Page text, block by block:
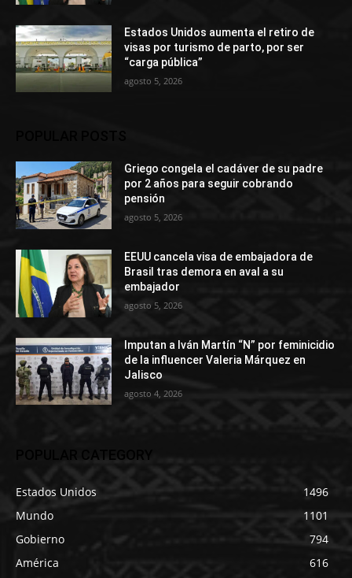
Estados Unidos aumenta el retiro de
visas por turismo de parto, por ser
“carga pública”
agosto 5, 2026
Griego congela el cadáver de su padre
por 2 años para seguir cobrando
pensión
agosto 5, 2026
EEUU cancela visa de embajadora de
Brasil tras demora en aval a su
embajador
agosto 5, 2026
Imputan a Iván Martín “N” por feminicidio
de la influencer Valeria Márquez en
Jalisco
agosto 4, 2026
POPULAR CATEGORY
Estados Unidos
1496
Mundo
1101
Gobierno
794
América
616